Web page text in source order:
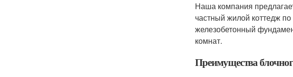
Наша компания
частный жилой коттедж
железобетонный
комнат.
Преимущества